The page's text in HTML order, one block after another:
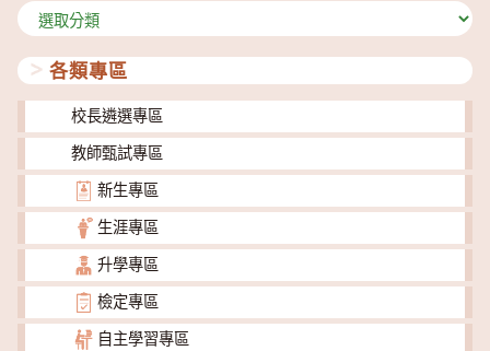
分
類
各類專區
校長遴選專區
教師甄試專區
新生專區
生涯專區
升學專區
檢定專區
自主學習專區